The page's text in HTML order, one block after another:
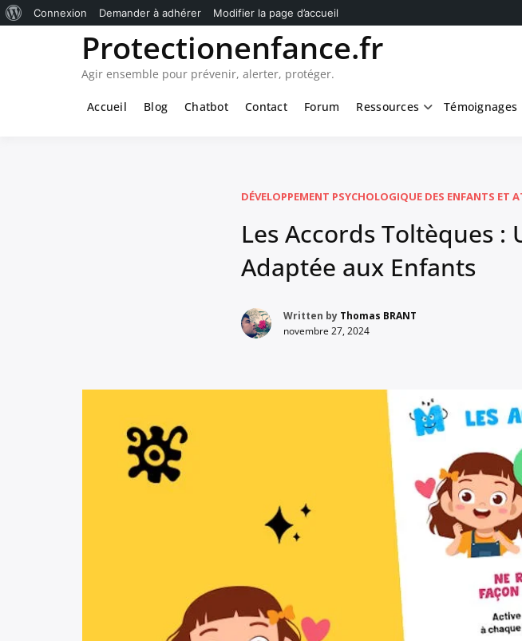
Protectionenfance.fr
Agir ensemble pour prévenir, alerter, protéger.
Accueil Blog Chatbot Contact Forum Ressources Témoignages
DÉVELOPPEMENT PSYCHOLOGIQUE DES ENFANTS ET
Les Accords Toltèques
Adaptée aux Enfants
Written by Thomas BRANT
novembre 27, 2024
Connexion Demander à adhérer Modifier la page d’accueil